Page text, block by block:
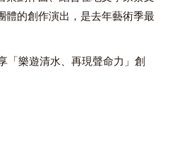
體的創作演出，是去年藝術季最
「樂遊清水、再現聲命力」創